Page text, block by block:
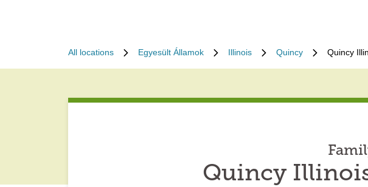
All locations Egyesült Államok Illinois Quincy Quincy
Quincy